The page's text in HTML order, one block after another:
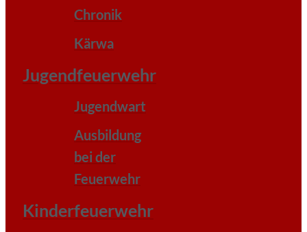
Chronik
Kärwa
Jugendfeuerwehr
Jugendwart
Ausbildung
bei der
Feuerwehr
Kinderfeuerwehr